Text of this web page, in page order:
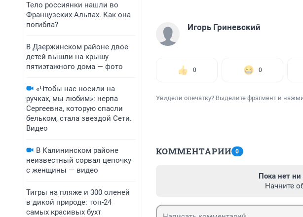
Тело россиянки нашли во
Французских Альпах. Как она
погибла?
В Дзержинском районе двое
детей вышли на крышу
пятиэтажного дома — фото
«Чтобы нас носили на
ручках, мы любим»: нерпа
Сергеевна, которую спасли
бельком, стала звездой Сети.
Видео
В Калининском районе
неизвестный сорвал цепочку
с женщины — видео
Тигры на пляже и 300 оленей
в дикой природе: топ-24
самых красивых бухт
Игорь Гриневский
0 0
Увидели опечатку? Выделите фрагмент и
КОММЕНТАРИИ 0
Пока нет ни
Начните